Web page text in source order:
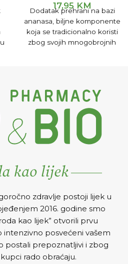
17,95 KM
Dodatak prehrani na bazi
ananasa, biljne komponente
koja se tradicionalno koristi
zbog svojih mnogobrojnih
zdravlje postoji lijek u
2016. godine smo
kao lijek” otvorili prvu
intenzivno posvećeni vašem
postali prepoznatljivi i zbog
rado obraćaju.